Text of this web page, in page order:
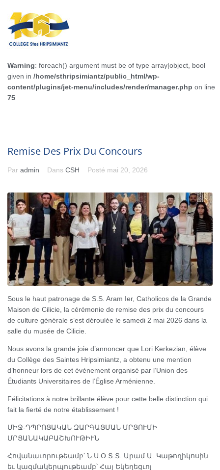
Warning: foreach() argument must be of type array|object, bool
given in /home/sthripsimiantz/public_html/wp-
content/plugins/jet-menu/includes/render/manager.php on line
75
Remise Des Prix Du Concours
Par admin Dans CSH Posté mai 20, 2026
Sous le haut patronage de S.S. Aram Ier, Catholicos de la Grande
Maison de Cilicie, la cérémonie de remise des prix du concours
de culture générale s’est déroulée le samedi 2 mai 2026 dans la
salle du musée de Cilicie.
​Nous avons la grande joie d’annoncer que Lori Kerkezian, élève
du Collège des Saintes Hripsimiantz, a obtenu une mention
d’honneur lors de cet événement organisé par l’Union des
Étudiants Universitaires de l’Église Arménienne.
​Félicitations à notre brillante élève pour cette belle distinction qui
fait la fierté de notre établissement !
ՄԻՋ-ԴՊՐՈՑԱԿԱՆ ԶԱՐԳԱՑՄԱՆ ՄՐՑՈՒՄԻ
ՄՐՑԱՆԱԿԱԲԱՇԽՈՒԹԻՒՆ
Հովանաւորութեամբ՝ Ն.Ս.Օ.Տ.Տ. Արամ Ա. Կաթողիկոսին
եւ կազմակերպութեամբ՝ Հայ Եկեղեցւոյ